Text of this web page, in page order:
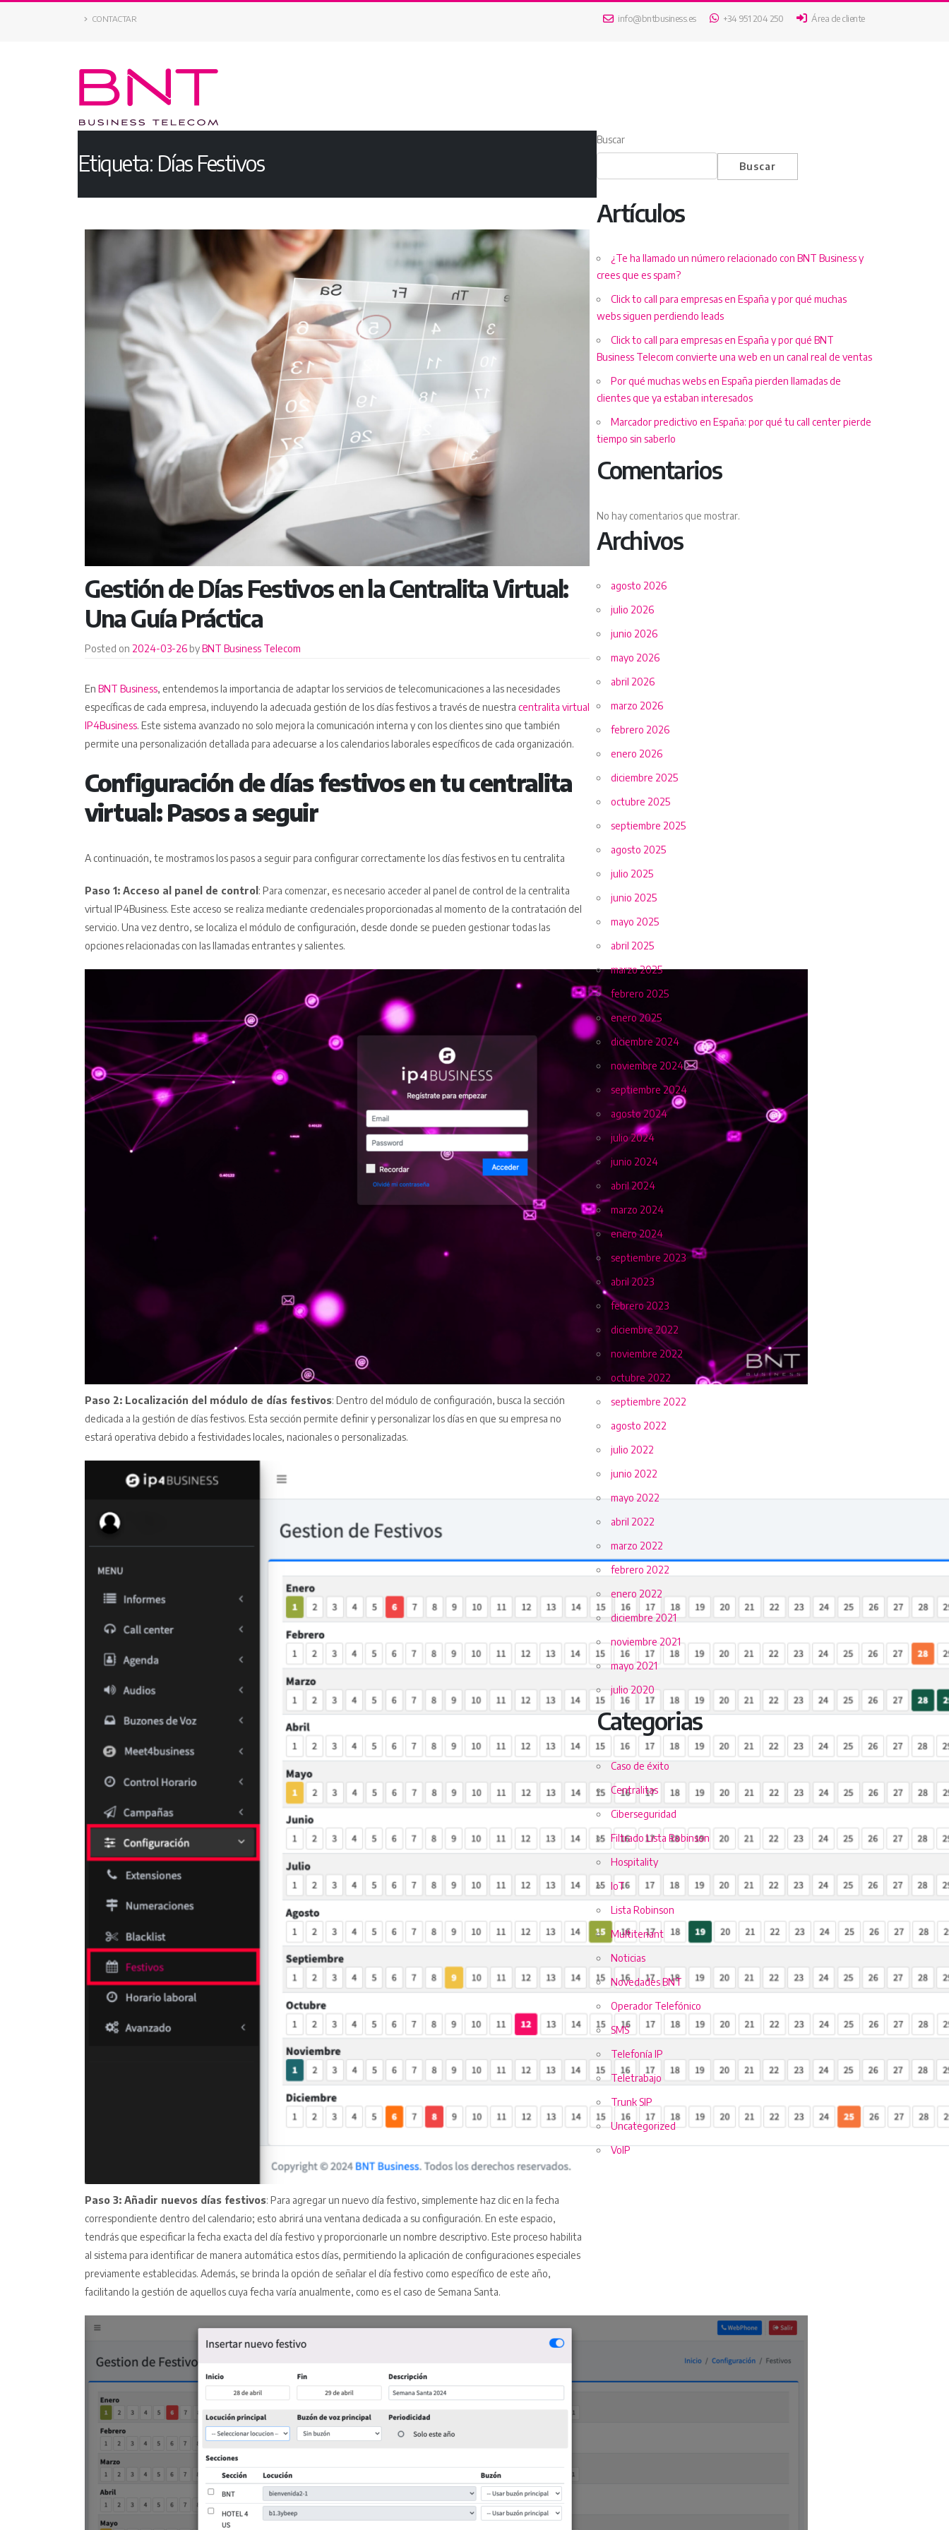
CONTACTAR info@bntbusiness.es +34 951 204 250 Área de cliente
Etiqueta: Días Festivos
Gestión de Días Festivos en la Centralita Virtual:
Una Guía Práctica
Posted on 2024-03-26byBNT Business Telecom
En BNT Business, entendemos la importancia de adaptar los servicios de telecomunicaciones a las necesidades
específicas de cada empresa, incluyendo la adecuada gestión de los días festivos a través de nuestra centralita virtual
IP4Business. Este sistema avanzado no solo mejora la comunicación interna y con los clientes sino que también
permite una personalización detallada para adecuarse a los calendarios laborales específicos de cada organización.
Configuración de días festivos en tu centralita
virtual: Pasos a seguir
A continuación, te mostramos los pasos a seguir para configurar correctamente los días festivos en tu centralita
Paso 1: Acceso al panel de control : Para comenzar, es necesario acceder al panel de control de la centralita
virtual IP4Business. Este acceso se realiza mediante credenciales proporcionadas al momento de la contratación del
servicio. Una vez dentro, se localiza el módulo de configuración, desde donde se pueden gestionar todas las
opciones relacionadas con las llamadas entrantes y salientes.
Paso 2: Localización del módulo de días festivos: Dentro del módulo de configuración, busca la sección
dedicada a la gestión de días festivos. Esta sección permite definir y personalizar los días en que su empresa no
estará operativa debido a festividades locales, nacionales o personalizadas.
Paso 3: Añadir nuevos días festivos: Para agregar un nuevo día festivo, simplemente haz clic en la fecha
correspondiente dentro del calendario; esto abrirá una ventana dedicada a su configuración. En este espacio,
tendrás que especificar la fecha exacta del día festivo y proporcionarle un nombre descriptivo. Este proceso habilita
al sistema para identificar de manera automática estos días, permitiendo la aplicación de configuraciones especiales
previamente establecidas. Además, se brinda la opción de señalar el día festivo como específico de este año,
facilitando la gestión de aquellos cuya fecha varía anualmente, como es el caso de Semana Santa.
Buscar
Buscar
Artículos
¿Te ha llamado un número relacionado con BNT Business y
crees que es spam?
Click to call para empresas en España y por qué muchas
webs siguen perdiendo leads
Click to call para empresas en España y por qué BNT
Business Telecom convierte una web en un canal real de ventas
Por qué muchas webs en España pierden llamadas de
clientes que ya estaban interesados
Marcador predictivo en España: por qué tu call center pierde
tiempo sin saberlo
Comentarios
No hay comentarios que mostrar.
Archivos
agosto 2026
julio 2026
junio 2026
mayo 2026
abril 2026
marzo 2026
febrero 2026
enero 2026
diciembre 2025
octubre 2025
septiembre 2025
agosto 2025
julio 2025
junio 2025
mayo 2025
abril 2025
marzo 2025
febrero 2025
enero 2025
diciembre 2024
noviembre 2024
septiembre 2024
agosto 2024
julio 2024
junio 2024
abril 2024
marzo 2024
enero 2024
septiembre 2023
abril 2023
febrero 2023
diciembre 2022
noviembre 2022
octubre 2022
septiembre 2022
agosto 2022
julio 2022
junio 2022
mayo 2022
abril 2022
marzo 2022
febrero 2022
enero 2022
diciembre 2021
noviembre 2021
mayo 2021
julio 2020
Categorias
Caso de éxito
Centralitas
Ciberseguridad
Filtrado Lista Robinson
Hospitality
IoT
Lista Robinson
Multitenant
Noticias
Novedades BNT
Operador Telefónico
SMS
Telefonía IP
Teletrabajo
Trunk SIP
Uncategorized
VoIP